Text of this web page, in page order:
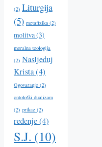
(2) Liturgija
(5) metafizika (2)
molitva(3)
moralna teologija
(2) Nasljeduj
Krista(4)
Ogovaranje (2)
ontološki dualizam
(2) prikaz (2)
ređenje(4)
S.J. (10)